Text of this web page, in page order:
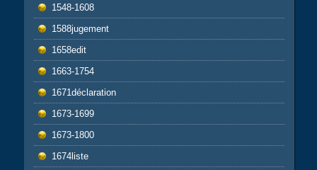
1548-1608
1588jugement
1658edit
1663-1754
1671déclaration
1673-1699
1673-1800
1674liste